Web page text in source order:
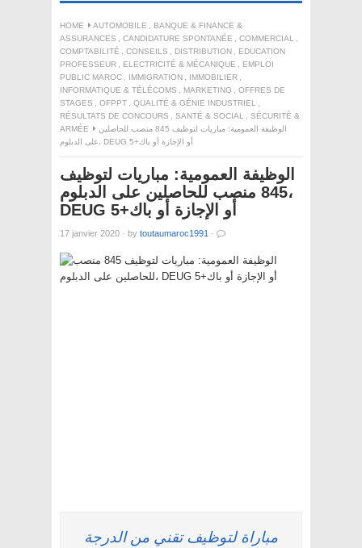
HOME AUTOMOBILE , BANQUE & FINANCE &
ASSURANCES , CANDIDATURE SPONTANÉE , COMMERCIAL ,
COMPTABILITÉ , CONSEILS , DISTRIBUTION , EDUCATION
PROFESSEUR , ELECTRICITÉ & MÉCANIQUE , EMPLOI
PUBLIC MAROC , IMMIGRATION , IMMOBILIER ,
INFORMATIQUE & TÉLÉCOMS , MARKETING , OFFRES DE
STAGES , OFPPT , QUALITÉ & GÉNIE INDUSTRIEL ,
RÉSULTATS DE CONCOURS , SANTÉ & SOCIAL , SÉCURITÉ &
ARMÉE
الوظيفة العمومية: مباريات لتوظيف 845 منصب للحاصلين
على الدبلوم، DEUG أو الإجازة أو باك+5
الوظيفة العمومية: مباريات لتوظيف
845 منصب للحاصلين على الدبلوم،
DEUG أو الإجازة أو باك+5
17 janvier 2020 · by toutaumaroc1991 ·
مباراة لتوظيف تقني من الدرجة